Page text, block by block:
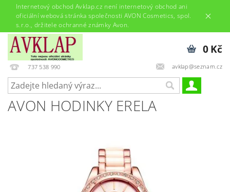
Internetový obchod Avklap.cz není internetový obchod ani
oficiální webová stránka společnosti AVON Cosmetics, spol.
s.r.o., držitele ochranné známky Avon.
737 538 990 avklap@seznam.cz
0 Kč
AVON HODINKY ERELA